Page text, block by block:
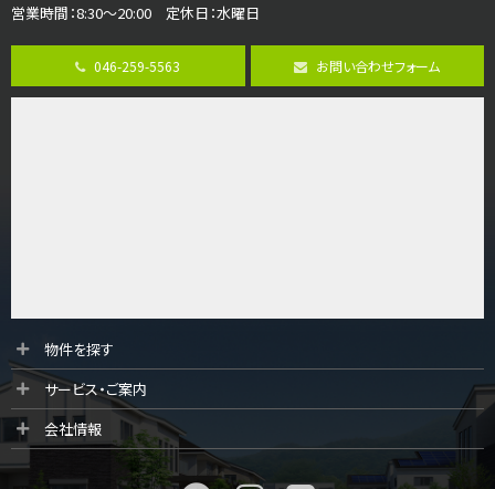
第8位
3,990万円
4ＬＤＫ
古淵駅
第10位
3,598万円
長後駅
全棟ＬＤＫは16帖の4ＬＤＫ！食器洗い乾燥機や浴…
営業時間：8:30～20:00 定休日：水曜日
046-259-5563 お問い合わせフォーム
物件を探す
サービス・ご案内
会社情報